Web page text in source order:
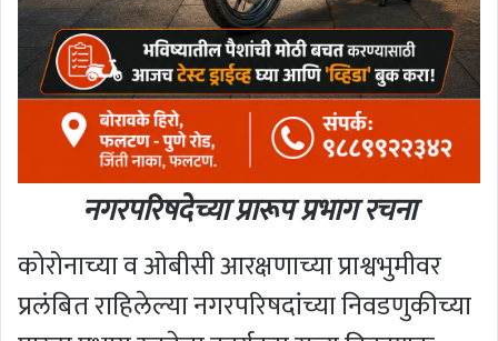
नगरपरिषदेच्या प्रारूप प्रभाग रचना
कोरोनाच्या व ओबीसी आरक्षणाच्या प्राश्वभुमीवर
प्रलंबित राहिलेल्या नगरपरिषदांच्या निवडणुकीच्या